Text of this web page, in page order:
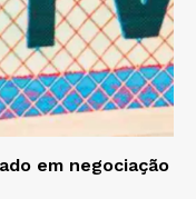
em negociação